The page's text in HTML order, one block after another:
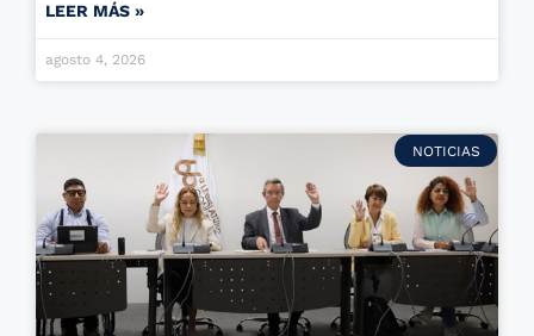
LEER MÁS »
agosto 4, 2026
NOTICIAS